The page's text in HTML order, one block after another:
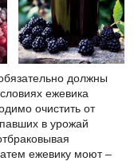
должны
ежевика
очистить от
в урожай
ежевику моют –